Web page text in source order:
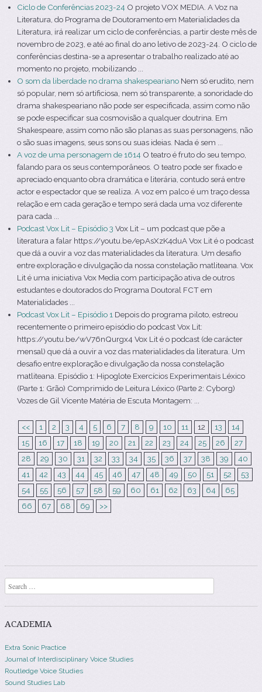
Ciclo de Conferências 2023-24 O projeto VOX MEDIA. A Voz na
Literatura, do Programa de Doutoramento em Materialidades da
Literatura, irá realizar um ciclo de conferências, a partir deste mês de
novembro de 2023, e até ao final do ano letivo de 2023-24. O ciclo de
conferências destina-se a apresentar o trabalho realizado até ao
momento no projeto, mobilizando ...
O som da liberdade no drama shakespeariano Nem só erudito, nem
só popular, nem só artificiosa, nem só transparente, a sonoridade do
drama shakespeariano não pode ser especificada, assim como não
se pode especificar sua cosmovisão a qualquer doutrina. Em
Shakespeare, assim como não são planas as suas personagens, não
o são suas imagens, seus sons ou suas ideias. Nada é sem ...
A voz de uma personagem de 1614 O teatro é fruto do seu tempo,
falando para os seus contemporâneos. O teatro pode ser fixado e
apreciado enquanto obra dramática e literária, contudo será entre
actor e espectador que se realiza. A voz em palco é um traço dessa
relação e em cada geração e tempo será dada uma voz diferente
para cada ...
Podcast Vox Lit – Episódio 3 Vox Lit – um podcast que põe a
literatura a falar https://youtu.be/epAsXzK4duA Vox Lit é o podcast
que dá a ouvir a voz das materialidades da literatura. Um desafio
entre exploração e divulgação da nossa constelação matliteana. Vox
Lit é uma iniciativa Vox Media com participação ativa de outros
estudantes e doutorados do Programa Doutoral FCT em
Materialidades ...
Podcast Vox Lit – Episódio 1 Depois do programa piloto, estreou
recentemente o primeiro episódio do podcast Vox Lit:
https://youtu.be/wV76nQurgx4 Vox Lit é o podcast (de carácter
mensal) que dá a ouvir a voz das materialidades da literatura. Um
desafio entre exploração e divulgação da nossa constelação
matliteana. Episódio 1: Hipoglote Exercícios Experimentais Léxico
(Parte 1: Grão) Comprimido de Leitura Léxico (Parte 2: Cyborg)
Vozes de Gil Vicente Matéria de Escuta Montagem: ...
<< 1 2 3 4 5 6 7 8 9 10 11 12 13
14
15
16 17 18 19 20 21 22 23 24 25 26
27
28
29 30 31 32 33 34 35 36 37 38 39
40
41
42 43 44 45 46 47 48 49 50 51 52
53
54
55 56 57 58 59 60 61 62 63 64
65
66
67 68 69 >>
Search
ACADEMIA
Extra Sonic Practice
Journal of Interdisciplinary Voice Studies
Routledge Voice Studies
Sound Studies Lab